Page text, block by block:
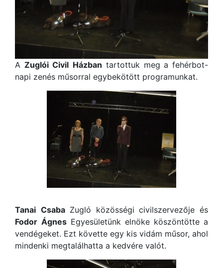
A Zuglói Civil Házban tartottuk meg a fehérbot-
napi zenés műsorral egybekötött programunkat.
Tanai CsabaZugló közösségi civilszervezője és
Fodor Ágnes Egyesületünk elnöke köszöntötte a
vendégeket. Ezt követte egy kis vidám műsor, ahol
mindenki megtalálhatta a kedvére valót.